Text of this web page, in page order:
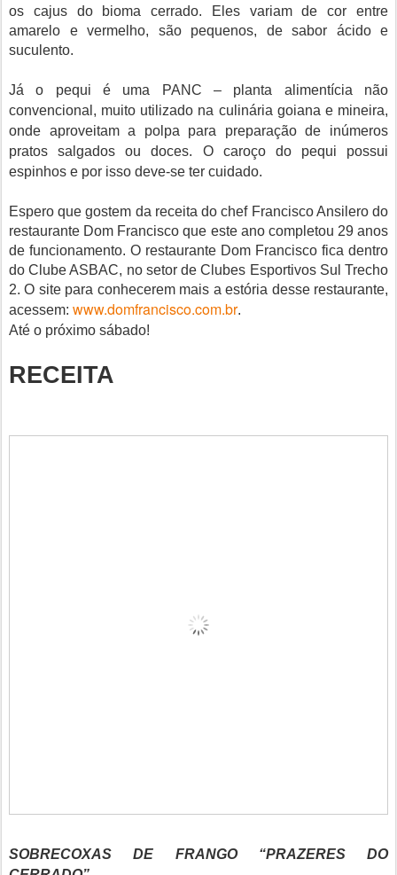
os cajus do bioma cerrado. Eles variam de cor entre
amarelo e vermelho, são pequenos, de sabor ácido e
suculento.
Já o pequi é uma PANC – planta alimentícia não
convencional, muito utilizado na culinária goiana e mineira,
onde aproveitam a polpa para preparação de inúmeros
pratos salgados ou doces. O caroço do pequi possui
espinhos e por isso deve-se ter cuidado.
Espero que gostem da receita do chef Francisco Ansilero do
restaurante Dom Francisco que este ano completou 29 anos
de funcionamento. O restaurante Dom Francisco fica dentro
do Clube ASBAC, no setor de Clubes Esportivos Sul Trecho
2. O site para conhecerem mais a estória desse restaurante,
acessem: www.domfrancisco.com.br.
Até o próximo sábado!
RECEITA
SOBRECOXAS DE FRANGO “PRAZERES DO